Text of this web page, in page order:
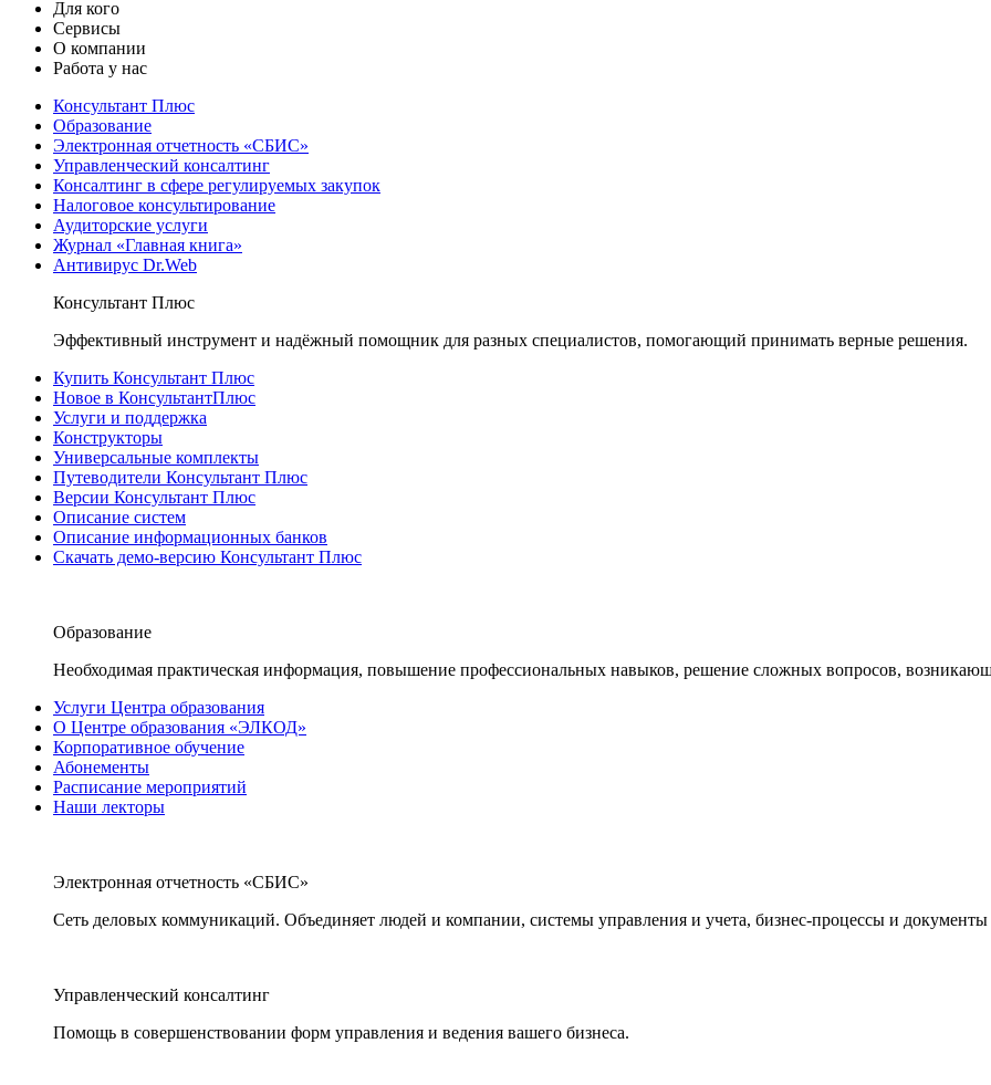
Для кого
Сервисы
О компании
Работа у нас
Консультант Плюс
Образование
Электронная отчетность «СБИС»
Управленческий консалтинг
Консалтинг в сфере регулируемых закупок
Налоговое консультирование
Аудиторские услуги
Журнал «Главная книга»
Антивирус Dr.Web
Консультант Плюс
Эффективный инструмент и надёжный помощник для разных специалистов, помогающий принимать верные решения.
Купить Консультант Плюс
Новое в КонсультантПлюс
Услуги и поддержка
Конструкторы
Универсальные комплекты
Путеводители Консультант Плюс
Версии Консультант Плюс
Описание систем
Описание информационных банков
Скачать демо-версию Консультант Плюс
Образование
Необходимая практическая информация, повышение профессиональных навыков, решение сложных вопросов,
Услуги Центра образования
О Центре образования «ЭЛКОД»
Корпоративное обучение
Абонементы
Расписание мероприятий
Наши лекторы
Электронная отчетность «СБИС»
Сеть деловых коммуникаций. Объединяет людей и компании, системы управления и учета, бизнес-процессы и документы
Управленческий консалтинг
Помощь в совершенствовании форм управления и ведения вашего бизнеса.